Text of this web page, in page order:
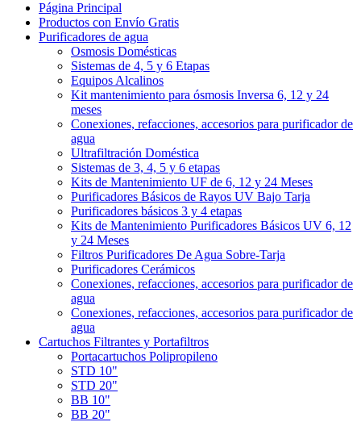
Página Principal
Productos con Envío Gratis
Purificadores de agua
Osmosis Domésticas
Sistemas de 4, 5 y 6 Etapas
Equipos Alcalinos
Kit mantenimiento para ósmosis Inversa 6, 12 y 24
meses
Conexiones, refacciones, accesorios para purificador de
agua
Ultrafiltración Doméstica
Sistemas de 3, 4, 5 y 6 etapas
Kits de Mantenimiento UF de 6, 12 y 24 Meses
Purificadores Básicos de Rayos UV Bajo Tarja
Purificadores básicos 3 y 4 etapas
Kits de Mantenimiento Purificadores Básicos UV 6, 12
y 24 Meses
Filtros Purificadores De Agua Sobre-Tarja
Purificadores Cerámicos
Conexiones, refacciones, accesorios para purificador de
agua
Conexiones, refacciones, accesorios para purificador de
agua
Cartuchos Filtrantes y Portafiltros
Portacartuchos Polipropileno
STD 10"
STD 20"
BB 10"
BB 20"